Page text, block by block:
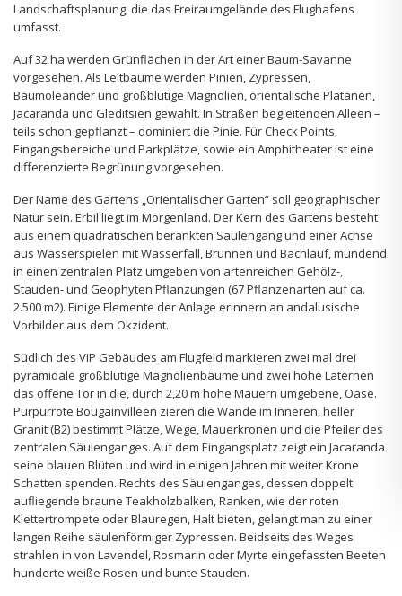
Landschaftsplanung, die das Freiraumgelände des Flughafens
umfasst.
Auf 32 ha werden Grünflächen in der Art einer Baum-Savanne
vorgesehen. Als Leitbäume werden Pinien, Zypressen,
Baumoleander und großblütige Magnolien, orientalische Platanen,
Jacaranda und Gleditsien gewählt. In Straßen begleitenden Alleen –
teils schon gepflanzt – dominiert die Pinie. Für Check Points,
Eingangsbereiche und Parkplätze, sowie ein Amphitheater ist eine
differenzierte Begrünung vorgesehen.
Der Name des Gartens „Orientalischer Garten“ soll geographischer
Natur sein. Erbil liegt im Morgenland. Der Kern des Gartens besteht
aus einem quadratischen berankten Säulengang und einer Achse
aus Wasserspielen mit Wasserfall, Brunnen und Bachlauf, mündend
in einen zentralen Platz umgeben von artenreichen Gehölz-,
Stauden- und Geophyten Pflanzungen (67 Pflanzenarten auf ca.
2.500 m2). Einige Elemente der Anlage erinnern an andalusische
Vorbilder aus dem Okzident.
Südlich des VIP Gebäudes am Flugfeld markieren zwei mal drei
pyramidale großblütige Magnolienbäume und zwei hohe Laternen
das offene Tor in die, durch 2,20 m hohe Mauern umgebene, Oase.
Purpurrote Bougainvilleen zieren die Wände im Inneren, heller
Granit (B2) bestimmt Plätze, Wege, Mauerkronen und die Pfeiler des
zentralen Säulenganges. Auf dem Eingangsplatz zeigt ein Jacaranda
seine blauen Blüten und wird in einigen Jahren mit weiter Krone
Schatten spenden. Rechts des Säulenganges, dessen doppelt
aufliegende braune Teakholzbalken, Ranken, wie der roten
Klettertrompete oder Blauregen, Halt bieten, gelangt man zu einer
langen Reihe säulenförmiger Zypressen. Beidseits des Weges
strahlen in von Lavendel, Rosmarin oder Myrte eingefassten Beeten
hunderte weiße Rosen und bunte Stauden.